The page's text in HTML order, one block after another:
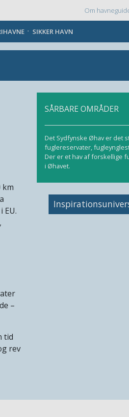
Om
SIKKER HAVN
km
EU.
–
tid
rev
SÅRBARE OMRÅDER
Det Sydfynske Øhav er det
fuglereservater,
Der er et hav af forskellige
i Øhavet.